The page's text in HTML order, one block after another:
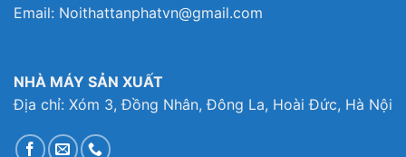
Email: Noithattanphatvn@gmail.com
NHÀ MÁY SẢN XUẤT
Địa chỉ: Xóm 3, Đồng Nhân, Đông La, Hoài Đức, Hà Nội